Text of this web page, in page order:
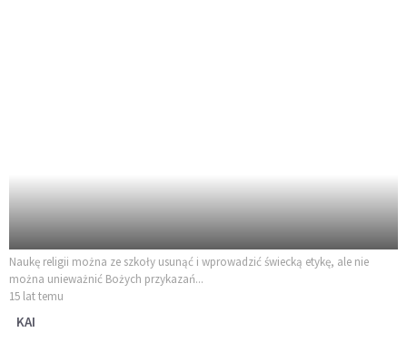
Naukę religii można ze szkoły usunąć i wprowadzić świecką etykę, ale nie
można unieważnić Bożych przykazań...
15 lat temu
KAI